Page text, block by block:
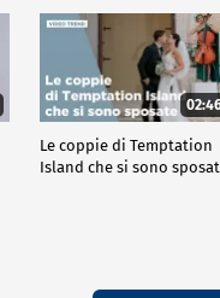
Le coppie di Temptation
Island che si sono